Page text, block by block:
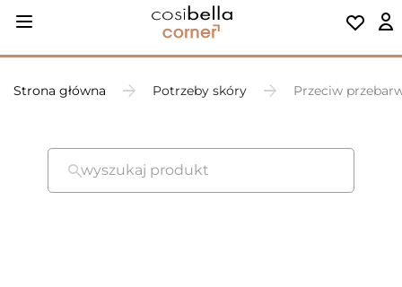
Strona główna Potrzeby skóry Przeciw
wyszukaj produkt